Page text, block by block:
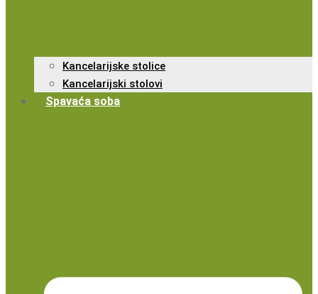
Kancelarijske stolice
Kancelarijski stolovi
Spavaća soba